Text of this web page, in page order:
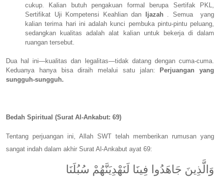
cukup. Kalian butuh pengakuan formal berupa Sertifak PKL,
Sertifikat Uji Kompetensi Keahlian dan Ijazah . Semua
yang
kalian terima hari ini adalah kunci pembuka pintu-pintu peluang,
sedangkan kualitas adalah alat kalian untuk bekerja di dalam
ruangan tersebut.
Dua hal ini—kualitas dan legalitas—tidak datang dengan cuma-cuma.
Keduanya hanya bisa diraih melalui satu jalan:
Perjuangan yang
sungguh-sungguh.
Bedah Spiritual (Surat Al-Ankabut: 69)
Tentang perjuangan ini, Allah SWT telah memberikan rumusan yang
sangat indah dalam akhir Surat Al-Ankabut ayat 69:
وَالَّذِينَ جَاهَدُوا فِينَا لَنَهْدِيَنَّهُمْ سُبُلَنَا